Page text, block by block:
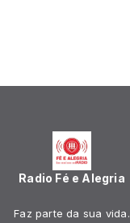
Radio Fé e Alegria
Faz parte da sua vida.